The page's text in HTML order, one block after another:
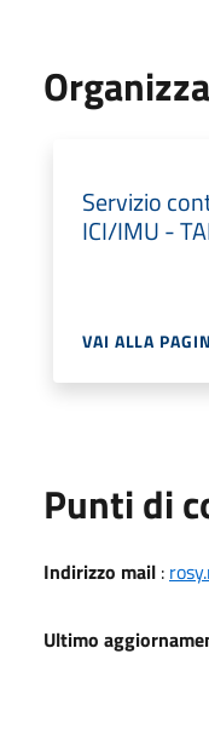
Servizio
ICI/IMU -
VAI ALLA
Punti di
Indirizzo mail :
Ultimo